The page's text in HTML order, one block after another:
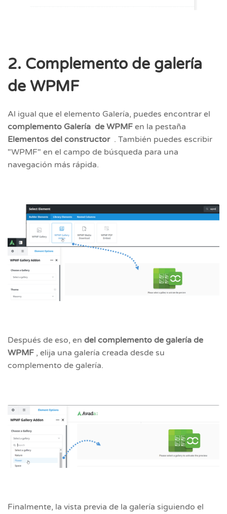
2. Complemento de galería
de WPMF
Al igual que el elemento Galería, puedes encontrar el
complemento Galería de WPMF en la pestaña
Elementos del constructor . También puedes escribir
"WPMF" en el campo de búsqueda para una
navegación más rápida.
Después de eso, en del complemento de galería de
WPMF , elija una galería creada desde su
complemento de galería.
Finalmente, la vista previa de la galería siguiendo el